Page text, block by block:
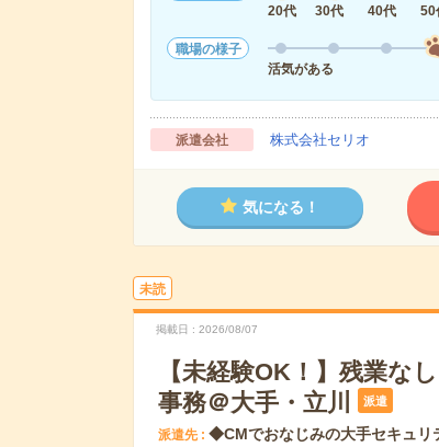
20代
30代 40代 50
職場の様子
活気がある
派遣会社 株式会社セリオ
気になる！
未読
掲載日 2026/08/07
【未経験OK！】残業な
事務＠大手・立川
派遣
派遣先 ◆CMでおなじみの大手セキュ